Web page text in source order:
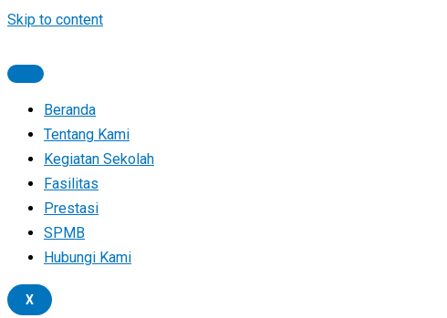
Skip to content
Beranda
Tentang Kami
Kegiatan Sekolah
Fasilitas
Prestasi
SPMB
Hubungi Kami
X